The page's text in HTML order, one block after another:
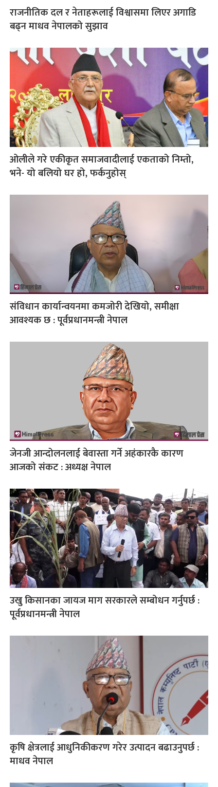
राजनीतिक दल र नेताहरूलाई विश्वासमा लिएर अगाडि
बढ्न माधव नेपालको सुझाव
ओलीले गरे एकीकृत समाजवादीलाई एकताको निम्तो,
भने- यो बलियो घर हो, फर्कनुहोस्
संविधान कार्यान्वयनमा कमजोरी देखियो, समीक्षा
आवश्यक छ : पूर्वप्रधानमन्त्री नेपाल
जेनजी आन्दोलनलाई बेवास्ता गर्ने अहंकारकै कारण
आजको संकट : अध्यक्ष नेपाल
उखु किसानका जायज माग सरकारले सम्बोधन गर्नुपर्छ :
पूर्वप्रधानमन्त्री नेपाल
कृषि क्षेत्रलाई आधुनिकीकरण गरेर उत्पादन बढाउनुपर्छ :
माधव नेपाल